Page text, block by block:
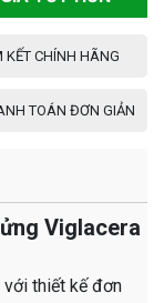
KẾT CHÍNH HÃNG
TOÁN ĐƠN GIẢN
Viglacera
với thiết kế đơn